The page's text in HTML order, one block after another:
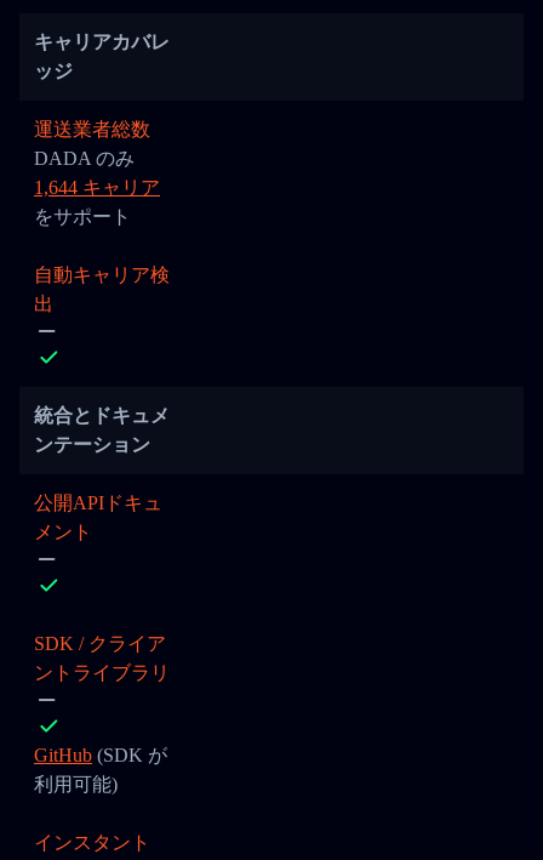
キャリアカバレ
ッジ
運送業者総数
DADA のみ
1,644 キャリア
をサポート
自動キャリア検
出
統合とドキュメ
ンテーション
公開APIドキュ
メント
SDK / クライア
ントライブラリ
GitHub (SDK が
利用可能)
インスタント